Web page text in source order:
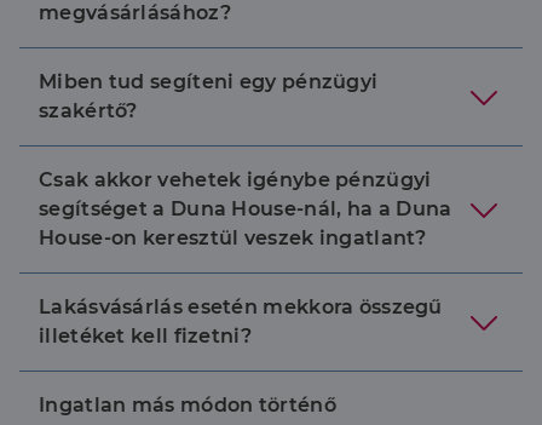
megvásárlásához?
Miben tud segíteni egy pénzügyi
szakértő?
Csak akkor vehetek igénybe pénzügyi
segítséget a Duna House-nál, ha a Duna
House-on keresztül veszek ingatlant?
Lakásvásárlás esetén mekkora összegű
illetéket kell fizetni?
Ingatlan más módon történő